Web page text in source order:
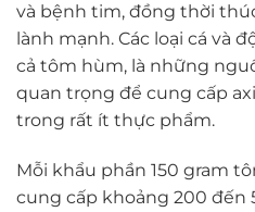
và bệnh tim, đồng thời
lành mạnh. Các loại cá và
cả tôm hùm, là những
quan trọng để cung cấp
trong rất ít thực phẩm.
Mỗi khẩu phần 150 gram
cung cấp khoảng 200 đến